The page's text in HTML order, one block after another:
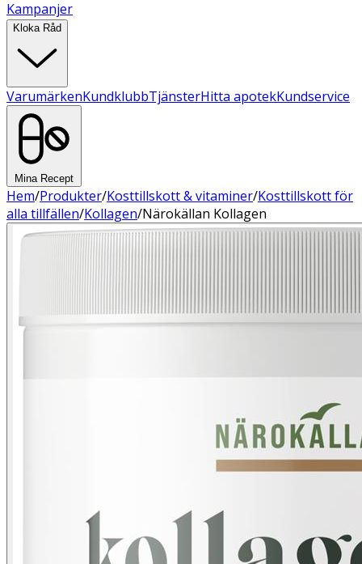
Kampanjer
Kloka Råd
VarumärkenKundklubbTjänsterHitta apotekKundservice
Mina Recept
Hem/Produkter/Kosttillskott & vitaminer/Kosttillskott för
alla tillfällen/Kollagen/Närokällan Kollagen